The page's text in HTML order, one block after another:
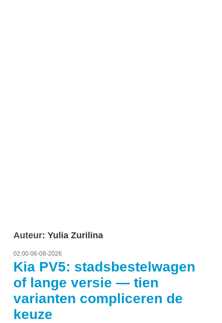
Auteur: Yulia Zurilina
02:00 06-08-2026
Kia PV5: stadsbestelwagen
of lange versie — tien
varianten compliceren de
keuze